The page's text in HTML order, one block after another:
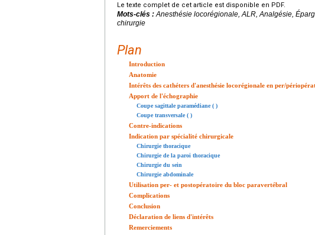
Le texte complet de cet article est disponible en PDF.
Mots-clés :Anesthésie locorégionale, ALR, Analgésie,
chirurgie
Plan
Introduction
Anatomie
Intérêts des cathéters d'anesthésie locorégionale en per/
Apport de l'échographie
Coupe sagittale paramédiane ( )
Coupe transversale ( )
Contre-indications
Indication par spécialité chirurgicale
Chirurgie thoracique
Chirurgie de la paroi thoracique
Chirurgie du sein
Chirurgie abdominale
Utilisation per- et postopératoire du bloc paravertébral
Complications
Conclusion
Déclaration de liens d'intérêts
Remerciements